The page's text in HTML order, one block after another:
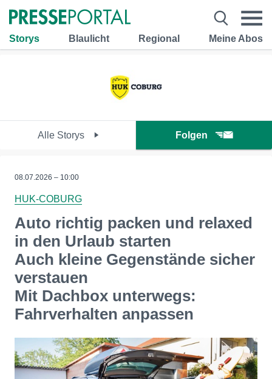
Storys Blaulicht Regional Meine Abos
Alle Storys Folgen
08.07.2026 – 10:00
HUK-COBURG
Auto richtig packen und relaxed
in den Urlaub starten
Auch kleine Gegenstände sicher
verstauen
Mit Dachbox unterwegs:
Fahrverhalten anpassen